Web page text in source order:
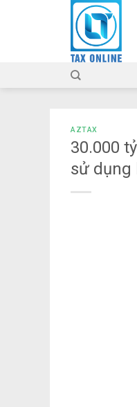
AZTAX
30.000
sử dụng